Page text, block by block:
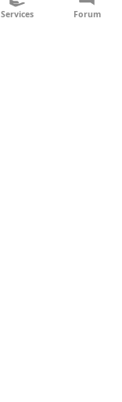
Services Forum